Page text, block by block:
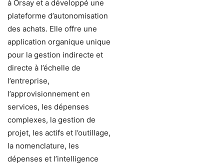
à Orsay et a développé une
plateforme d’autonomisation
des achats. Elle offre une
application organique unique
pour la gestion indirecte et
directe à l’échelle de
l’entreprise,
l’approvisionnement en
services, les dépenses
complexes, la gestion de
projet, les actifs et l’outillage,
la nomenclature, les
dépenses et l’intelligence